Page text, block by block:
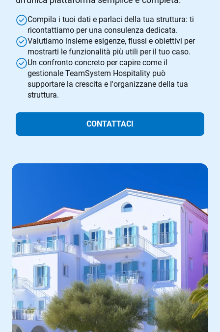
Compila i tuoi dati e parlaci della tua struttura: ti
ricontattiamo per una consulenza dedicata.
Valutiamo insieme esigenze, flussi e obiettivi per
mostrarti le funzionalità più utili per il tuo caso.
Un confronto concreto per capire come il
gestionale TeamSystem Hospitality può
supportare la crescita e l'organizzane della tua
struttura.
CONTATTACI